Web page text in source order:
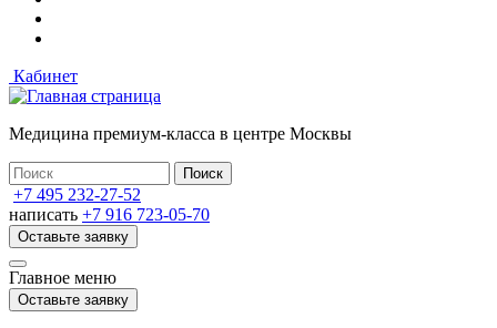
Кабинет
Медицина премиум-класса в центре Москвы
+7 495 232-27-52
написать +7 916 723-05-70
Оставьте заявку
Главное меню
Оставьте заявку